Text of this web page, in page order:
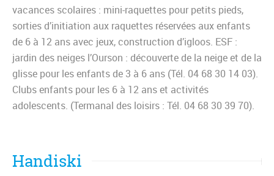
vacances scolaires : mini-raquettes pour petits pieds,
sorties d’initiation aux raquettes réservées aux enfants
de 6 à 12 ans avec jeux, construction d’igloos. ESF :
jardin des neiges l’Ourson : découverte de la neige et de la
glisse pour les enfants de 3 à 6 ans (Tél. 04 68 30 14 03).
Clubs enfants pour les 6 à 12 ans et activités
adolescents. (Termanal des loisirs : Tél. 04 68 30 39 70).
Handiski